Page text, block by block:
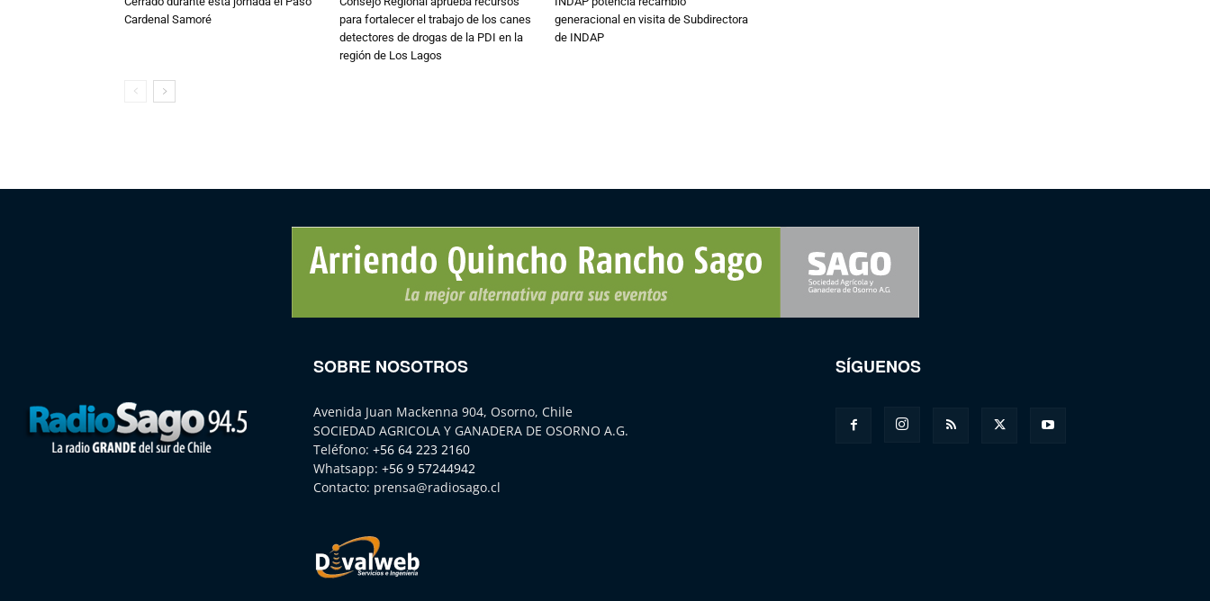
Cardenal Samoré
para fortalecer el trabajo de los canes
detectores de drogas de la PDI en la
región de Los Lagos
generacional en visita de Subdirectora
de INDAP
SOBRE NOSOTROS
Avenida Juan Mackenna 904, Osorno, Chile
SOCIEDAD AGRICOLA Y GANADERA DE OSORNO A.G.
Teléfono: +56 64 223 2160
Whatsapp: +56 9 57244942
Contacto: prensa@radiosago.cl
SÍGUENOS